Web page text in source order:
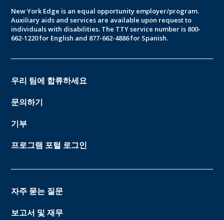
New York Edge is an equal opportunity employer/program.
Auxiliary aids and services are available upon request to
individuals with disabilities. The TTY service number is 800-
662-1220 for English and 877-662-4886 for Spanish.
우리 팀에 합류하세요
문의하기
기부
프로그램 포털 로그인
자주 묻는 질문
보고서 및 재무